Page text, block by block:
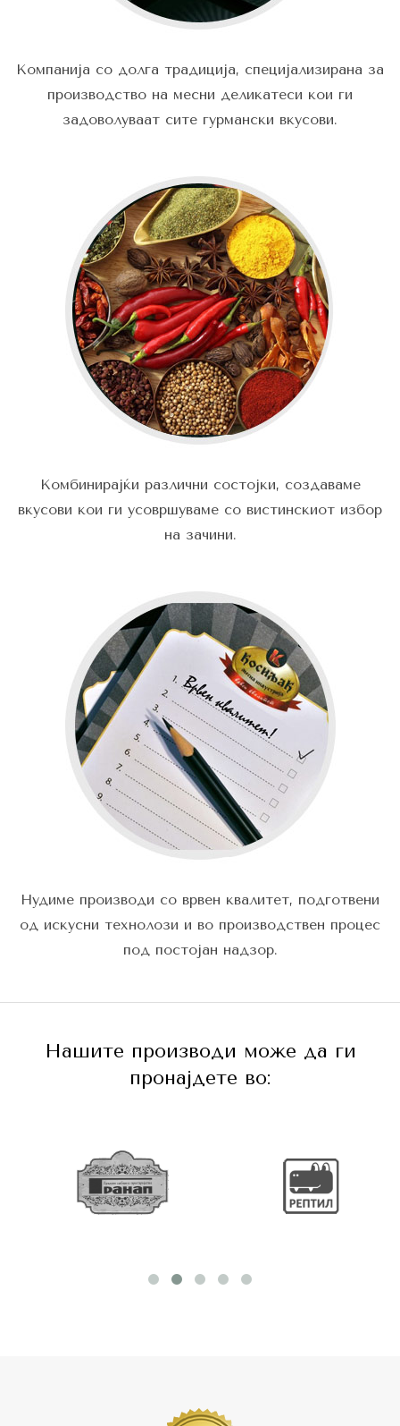
Компанија со долга традиција, специјализирана за
производство на месни деликатеси кои ги
задоволуваат сите гурмански вкусови.
Комбинирајќи различни состојки, создаваме
вкусови кои ги усовршуваме со вистинскиот избор
на зачини.
Нудиме производи со врвен квалитет, подготвени
од искусни технолози и во производствен процес
под постојан надзор.
Нашите производи може да ги
пронајдете во: